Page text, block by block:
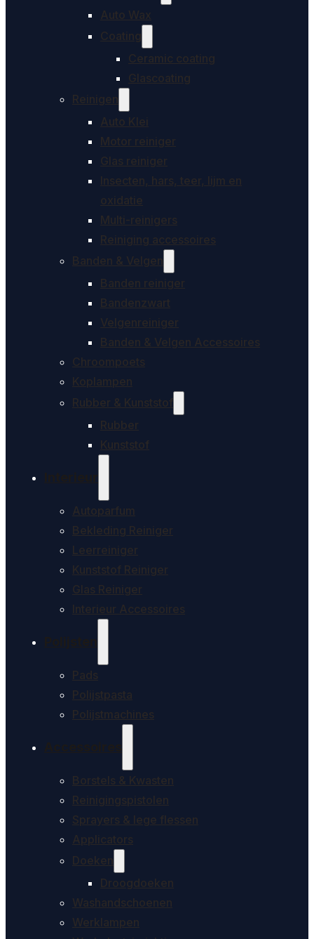
Auto Wax
Coating
Ceramic coating
Glascoating
Reinigen
Auto Klei
Motor reiniger
Glas reiniger
Insecten, hars, teer, lijm en
oxidatie
Multi-reinigers
Reiniging accessoires
Banden & Velgen
Banden reiniger
Bandenzwart
Velgenreiniger
Banden & Velgen Accessoires
Chroompoets
Koplampen
Rubber & Kunststof
Rubber
Kunststof
Autoparfum
Bekleding Reiniger
Leerreiniger
Kunststof Reiniger
Glas Reiniger
Interieur Accessoires
Pads
Polijstpasta
Polijstmachines
Borstels & Kwasten
Reinigingspistolen
Sprayers & lege flessen
Applicators
Doeken
Droogdoeken
Washandschoenen
Werklampen